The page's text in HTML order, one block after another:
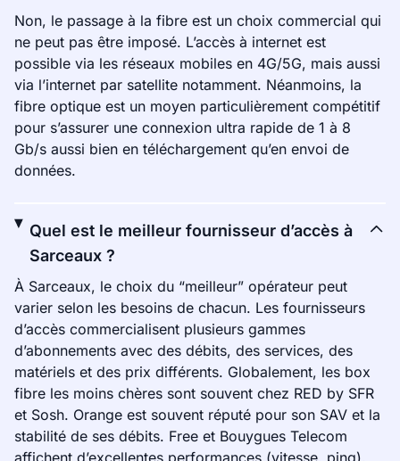
Non, le passage à la fibre est un choix commercial qui
ne peut pas être imposé. L’accès à internet est
possible via les réseaux mobiles en 4G/5G, mais aussi
via l’internet par satellite notamment. Néanmoins, la
fibre optique est un moyen particulièrement compétitif
pour s’assurer une connexion ultra rapide de 1 à 8
Gb/s aussi bien en téléchargement qu’en envoi de
données.
Quel est le meilleur fournisseur d’accès à
Sarceaux ?
À Sarceaux, le choix du “meilleur” opérateur peut
varier selon les besoins de chacun. Les fournisseurs
d’accès commercialisent plusieurs gammes
d’abonnements avec des débits, des services, des
matériels et des prix différents. Globalement, les box
fibre les moins chères sont souvent chez RED by SFR
et Sosh. Orange est souvent réputé pour son SAV et la
stabilité de ses débits. Free et Bouygues Telecom
affichent d’excellentes performances (vitesse, ping).